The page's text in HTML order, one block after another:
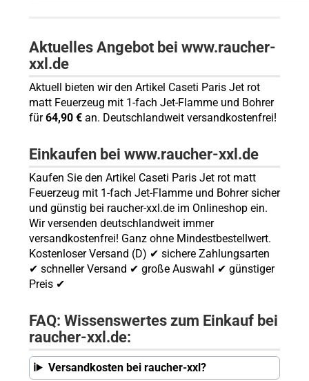
Aktuelles Angebot bei www.raucher-
xxl.de
Aktuell bieten wir den Artikel Caseti Paris Jet rot
matt Feuerzeug mit 1-fach Jet-Flamme und Bohrer
für64,90 €an. Deutschlandweit versandkostenfrei!
Einkaufen bei www.raucher-xxl.de
Kaufen Sie den Artikel Caseti Paris Jet rot matt
Feuerzeug mit 1-fach Jet-Flamme und Bohrer sicher
und günstig bei raucher-xxl.de im Onlineshop ein.
Wir versenden deutschlandweit immer
versandkostenfrei! Ganz ohne Mindestbestellwert.
Kostenloser Versand (D) ✔ sichere Zahlungsarten
✔ schneller Versand ✔ große Auswahl ✔ günstiger
Preis ✔
FAQ: Wissenswertes zum Einkauf bei
raucher-xxl.de:
Versandkosten bei raucher-xxl?